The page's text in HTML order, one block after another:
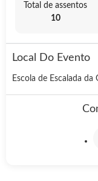
Total de assentos
10
Local Do Evento
Escola de Escalada da